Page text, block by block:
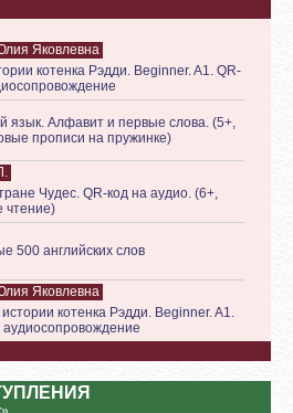
Яковлевна
котенка Рэдди. Beginner. A1. QR-
язык. Алфавит и первые слова. (5+,
прописи на пружинке)
Чудес. QR-код на аудио. (6+,
чтение)
500 английских слов
Яковлевна
котенка Рэдди. Beginner. A1.
аудиосопровождение